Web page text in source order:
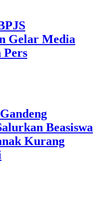
Gelar Media
Pers
Beasiswa
Kurang